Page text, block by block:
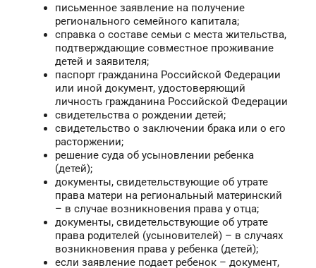
письменное заявление на получение
регионального семейного капитала;
справка о составе семьи с места жительства,
подтверждающие совместное проживание
детей и заявителя;
паспорт гражданина Российской Федерации
или иной документ, удостоверяющий
личность гражданина Российской Федерации
свидетельства о рождении детей;
свидетельство о заключении брака или о его
расторжении;
решение суда об усыновлении ребенка
(детей);
документы, свидетельствующие об утрате
права матери на региональный материнский
– в случае возникновения права у отца;
документы, свидетельствующие об утрате
права родителей (усыновителей) – в случаях
возникновения права у ребенка (детей);
если заявление подает ребенок – документ,